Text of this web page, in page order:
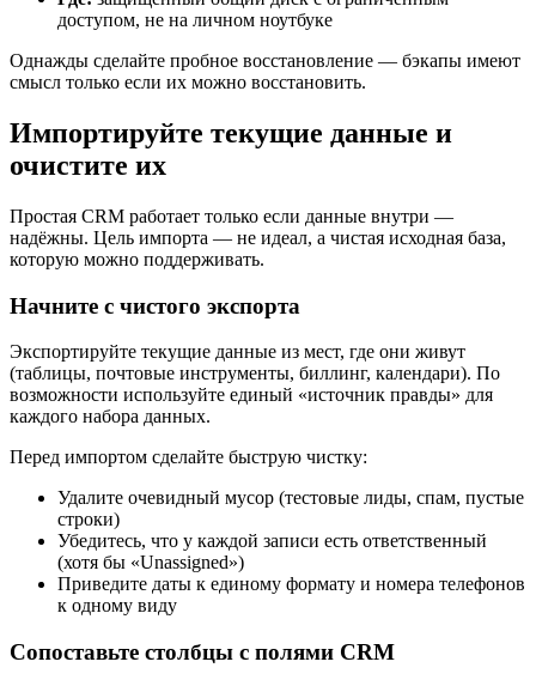
доступом, не на личном ноутбуке
Однажды сделайте пробное восстановление — бэкапы имеют
смысл только если их можно восстановить.
Импортируйте текущие данные и
очистите их
Простая CRM работает только если данные внутри —
надёжны. Цель импорта — не идеал, а чистая исходная база,
которую можно поддерживать.
Начните с чистого экспорта
Экспортируйте текущие данные из мест, где они живут
(таблицы, почтовые инструменты, биллинг, календари). По
возможности используйте единый «источник правды» для
каждого набора данных.
Перед импортом сделайте быструю чистку:
Удалите очевидный мусор (тестовые лиды, спам, пустые
строки)
Убедитесь, что у каждой записи есть ответственный
(хотя бы «Unassigned»)
Приведите даты к единому формату и номера телефонов
к одному виду
Сопоставьте столбцы с полями CRM